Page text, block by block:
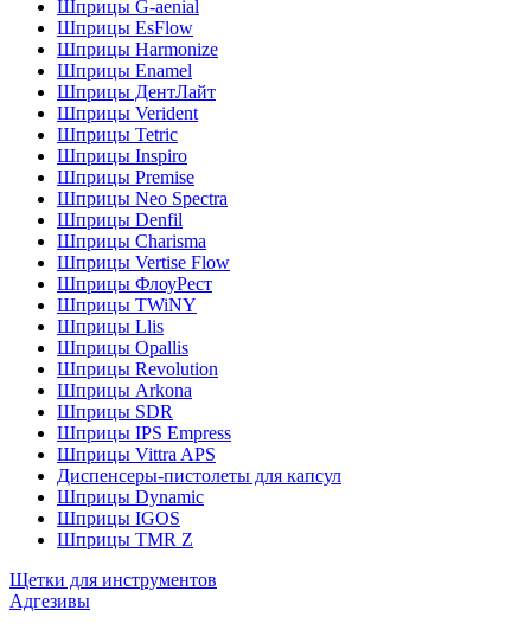
Шприцы G-aenial
Шприцы EsFlow
Шприцы Harmonize
Шприцы Enamel
Шприцы ДентЛайт
Шприцы Verident
Шприцы Tetric
Шприцы Inspiro
Шприцы Premise
Шприцы Neo Spectra
Шприцы Denfil
Шприцы Charisma
Шприцы Vertise Flow
Шприцы ФлоуРест
Шприцы TWiNY
Шприцы Llis
Шприцы Opallis
Шприцы Revolution
Шприцы Arkona
Шприцы SDR
Шприцы IPS Empress
Шприцы Vittra APS
Диспенсеры-пистолеты для капсул
Шприцы Dynamic
Шприцы IGOS
Шприцы TMR Z
Щетки для инструментов
Адгезивы